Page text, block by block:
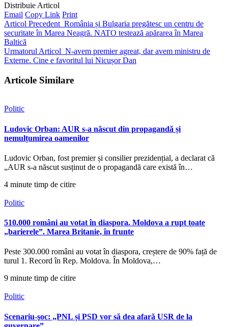
Distribuie Articol
Email Copy Link Print
Articol Precedent România și Bulgaria pregătesc un centru de
securitate în Marea Neagră. NATO testează apărarea în Marea
Baltică
Urmatorul Articol N-avem premier agreat, dar avem ministru de
Externe. Cine e favoritul lui Nicușor Dan
Articole Similare
Politic
Ludovic Orban: AUR s-a născut din propagandă și
nemulțumirea oamenilor
Ludovic Orban, fost premier și consilier prezidențial, a declarat că
„AUR s-a născut susținut de o propagandă care există în…
4 minute timp de citire
Politic
510.000 români au votat în diaspora. Moldova a rupt toate
„barierele”. Marea Britanie, în frunte
Peste 300.000 români au votat în diaspora, creștere de 90% față de
turul 1. Record în Rep. Moldova. În Moldova,…
9 minute timp de citire
Politic
Scenariu-şoc: „PNL și PSD vor să dea afară USR de la